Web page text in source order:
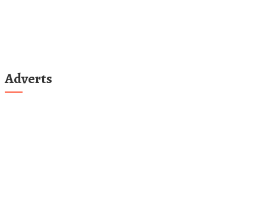
Adverts